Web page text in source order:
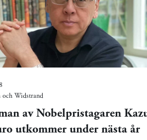
och Widstrand
av Nobelpristagaren
utkommer under nästa år